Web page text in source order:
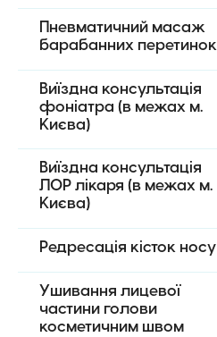
Пневматичний масаж
барабанних перетинок
Виїздна консультація
фоніатра (в межах м.
Києва)
Виїздна консультація
ЛОР лікаря (в межах м.
Києва)
Редресація кісток носу
Ушивання лицевої
частини голови
косметичним швом